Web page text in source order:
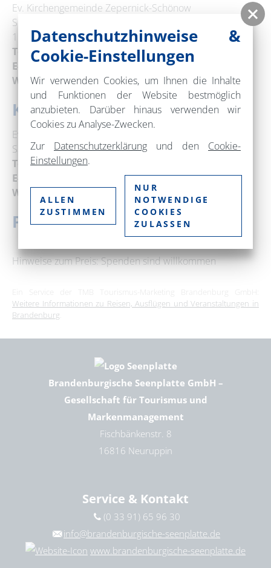
Ev. Kirchengemeinde Zepernick-Schönow
Schönower Straße 76
16341 Panketal
Telefon:+49 527644
E-Mail:info@zepsch.de
Web:www.zepsch.de
Kontakt
Ev. Kirchengemeinde Zepernick - Schönow
Sabine Stevenson
Telefon:+49 30 94414246
E-Mail:
Web:
Preise
Hinweise zum Preis: Spenden sind willkommen
Weitere Informationen zu Reisen, Ausflügen und Veranstaltungen in
Brandenburg
Brandenburgische Seenplatte GmbH –
Gesellschaft für Tourismus und
Markenmanagement
Fischbänkenstr. 8
16816 Neuruppin
Service & Kontakt
(0 33 91) 65 96 30
info@brandenburgische-seenplatte.de
www.brandenburgische-seenplatte.de
Datenschutzhinweise &
Cookie-Einstellungen
Wir verwenden Cookies, um Ihnen die Inhalte
und Funktionen der Website bestmöglich
anzubieten. Darüber hinaus verwenden wir
Cookies zu Analyse-Zwecken.
Zur Datenschutzerklärung und den Cookie-
Einstellungen.
ALLEN
ZUSTIMMEN
NUR
NOTWENDIGE
COOKIES
ZULASSEN